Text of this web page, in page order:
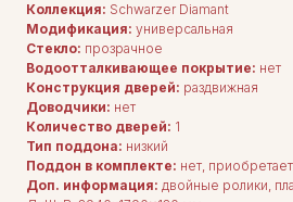
Коллекция: Schwarzer Diamant
Модификация: универсальная
Стекло: прозрачное
Водоотталкивающее покрытие: нет
Конструкция дверей: раздвижная
Доводчики: нет
Количество дверей: 1
Тип поддона: низкий
Поддон в комплекте: нет,
Доп. информация: двойные ролики,